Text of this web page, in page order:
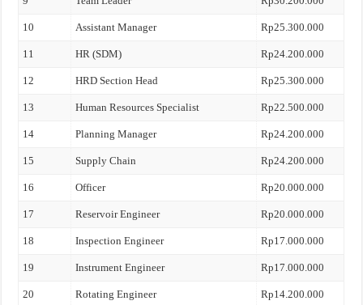
10 Assistant Manager Rp25.300.000
11 HR (SDM) Rp24.200.000
12 HRD Section Head Rp25.300.000
13 Human Resources Specialist Rp22.500.000
14 Planning Manager Rp24.200.000
15 Supply Chain Rp24.200.000
16 Officer Rp20.000.000
17 Reservoir Engineer Rp20.000.000
18 Inspection Engineer Rp17.000.000
19 Instrument Engineer Rp17.000.000
20 Rotating Engineer Rp14.200.000